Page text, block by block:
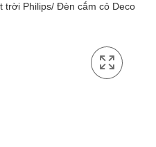
Philips/ Đèn cắm cỏ Deco